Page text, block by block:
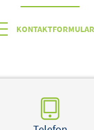
KONTAKTFORMULAR